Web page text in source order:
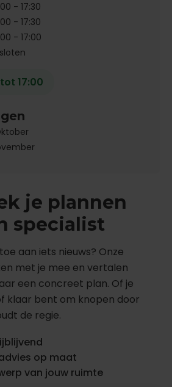
- 17:30
- 17:30
- 17:00
17:00
je plannen
specialist
aan iets nieuws? Onze
met je mee en vertalen
een concreet plan. Of je
klaar bent om knopen door
de regie.
op maat
van jouw ruimte